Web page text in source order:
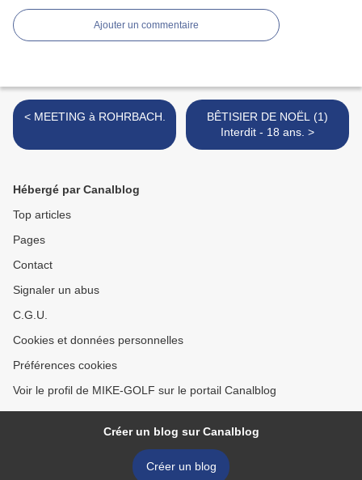
Ajouter un commentaire
< MEETING à ROHRBACH.
BÊTISIER DE NOËL (1)
Interdit - 18 ans. >
Hébergé par Canalblog
Top articles
Pages
Contact
Signaler un abus
C.G.U.
Cookies et données personnelles
Préférences cookies
Voir le profil de MIKE-GOLF sur le portail Canalblog
Créer un blog sur Canalblog
Créer un blog